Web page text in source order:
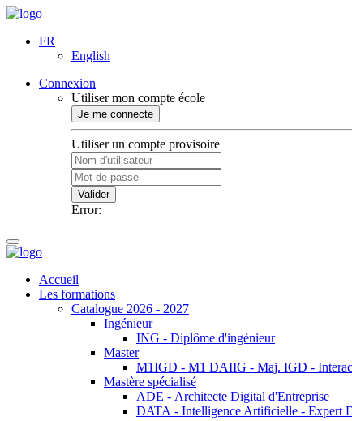
FR
English
Connexion
Utiliser mon compte école
Je me connecte
Utiliser un compte provisoire
Valider
Error:
Accueil
Les formations
Catalogue 2026 - 2027
Ingénieur
ING - Diplôme d'ingénieur
Master
M1IGD - M1 DAIIG - Maj. IGD -
Mastère spécialisé
ADE - Architecte Digital d'Entreprise
DATA - Intelligence Artificielle - Expert